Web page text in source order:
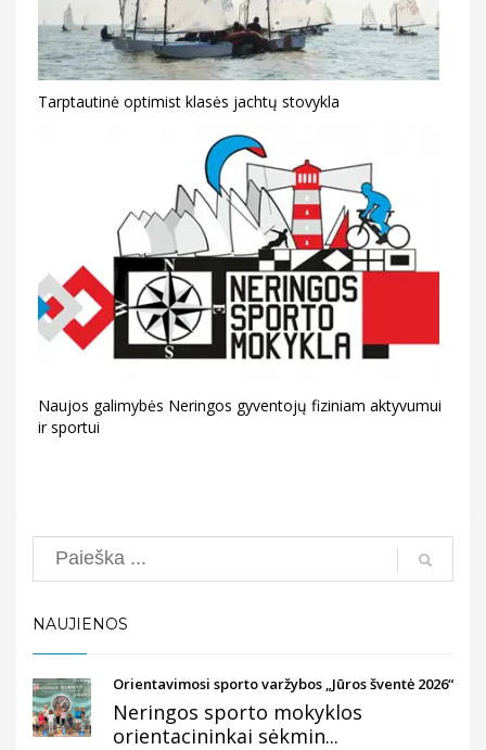
Tarptautinė optimist klasės jachtų stovykla
Naujos galimybės Neringos gyventojų fiziniam aktyvumui
ir sportui
Search
NAUJIENOS
Orientavimosi sporto varžybos „Jūros šventė 2026“
Neringos sporto mokyklos
orientacininkai sėkmin...